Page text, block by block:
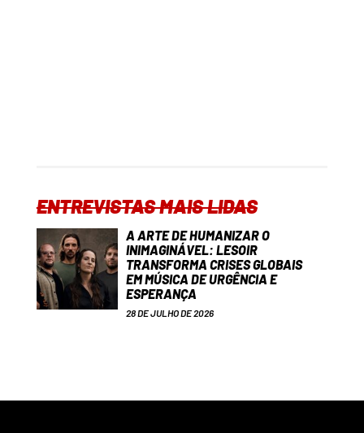
ENTREVISTAS MAIS LIDAS
A ARTE DE HUMANIZAR O
INIMAGINÁVEL: LESOIR
TRANSFORMA CRISES GLOBAIS
EM MÚSICA DE URGÊNCIA E
ESPERANÇA
28 DE JULHO DE 2026